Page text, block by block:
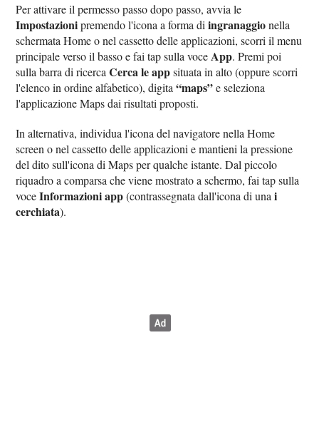
Per attivare il permesso passo dopo passo, avvia le
Impostazionipremendo l'icona a forma diingranaggionella
schermata Home o nel cassetto delle applicazioni, scorri il menu
principale verso il basso e fai tap sulla voce App. Premi poi
sulla barra di ricercaCerca le appsituata in alto (oppure scorri
l'elenco in ordine alfabetico), digita“maps”e seleziona
l'applicazione Maps dai risultati proposti.
In alternativa, individua l'icona del navigatore nella Home
screen o nel cassetto delle applicazioni e mantieni la pressione
del dito sull'icona di Maps per qualche istante. Dal piccolo
riquadro a comparsa che viene mostrato a schermo, fai tap sulla
voceInformazioni app(contrassegnata dall'icona di unai
cerchiata).